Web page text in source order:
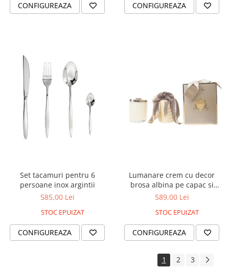
CONFIGUREAZA CONFIGUREAZA
Set tacamuri pentru 6
persoane inox argintii
585,00 Lei
STOC EPUIZAT
CONFIGUREAZA
Lumanare crem cu decor
brosa albina pe capac si
esarfa matase cadou
589,00 Lei
STOC EPUIZAT
CONFIGUREAZA
1 2 3